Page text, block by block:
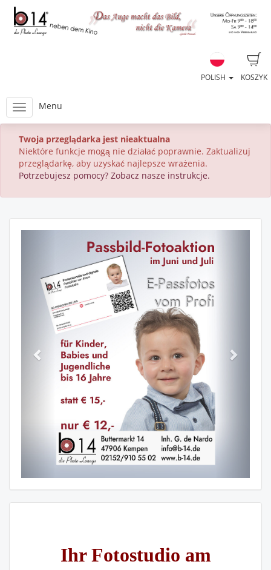
KOSZYK
POLISH
Menu
Twoja przeglądarka jest nieaktualna
Niektóre funkcje mogą nie działać poprawnie. Zaktualizuj
przeglądarkę, aby uzyskać najlepsze wrażenia.
Potrzebujesz pomocy? Zobacz nasze instrukcje.
Ihr Fotostudio am